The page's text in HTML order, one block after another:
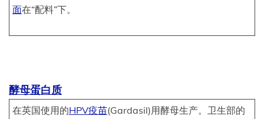
面在“配料”下。
酵母蛋白质
在英国使用的HPV疫苗(Gardasil)用酵母生产。卫生部的